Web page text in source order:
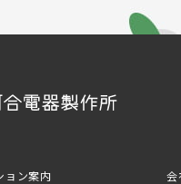
ョン案内 会